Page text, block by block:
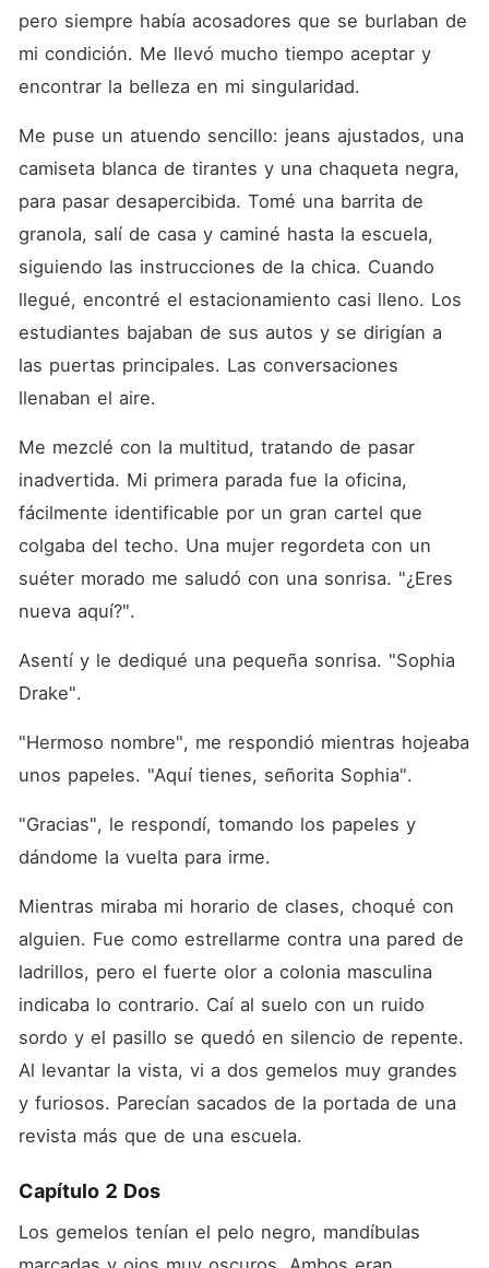
pero siempre había acosadores que se burlaban de
mi condición. Me llevó mucho tiempo aceptar y
encontrar la belleza en mi singularidad.
Me puse un atuendo sencillo: jeans ajustados, una
camiseta blanca de tirantes y una chaqueta negra,
para pasar desapercibida. Tomé una barrita de
granola, salí de casa y caminé hasta la escuela,
siguiendo las instrucciones de la chica. Cuando
llegué, encontré el estacionamiento casi lleno. Los
estudiantes bajaban de sus autos y se dirigían a
las puertas principales. Las conversaciones
llenaban el aire.
Me mezclé con la multitud, tratando de pasar
inadvertida. Mi primera parada fue la oficina,
fácilmente identificable por un gran cartel que
colgaba del techo. Una mujer regordeta con un
suéter morado me saludó con una sonrisa. "¿Eres
nueva aquí?".
Asentí y le dediqué una pequeña sonrisa. "Sophia
Drake".
"Hermoso nombre", me respondió mientras hojeaba
unos papeles. "Aquí tienes, señorita Sophia".
"Gracias", le respondí, tomando los papeles y
dándome la vuelta para irme.
Mientras miraba mi horario de clases, choqué con
alguien. Fue como estrellarme contra una pared de
ladrillos, pero el fuerte olor a colonia masculina
indicaba lo contrario. Caí al suelo con un ruido
sordo y el pasillo se quedó en silencio de repente.
Al levantar la vista, vi a dos gemelos muy grandes
y furiosos. Parecían sacados de la portada de una
revista más que de una escuela.
Capítulo 2 Dos
Los gemelos tenían el pelo negro, mandíbulas